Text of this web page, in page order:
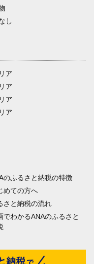
し
ア
ア
ア
ア
のふるさと納税の特徴
めての方へ
さと納税の流れ
でわかるANAのふるさと